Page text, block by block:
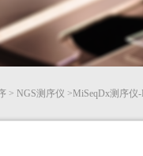
> NGS测序仪 >MiSeqDx测序仪